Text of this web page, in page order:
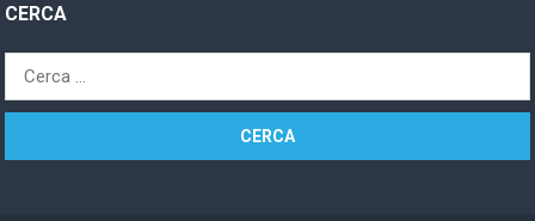
CERCA
Ricerca
per: